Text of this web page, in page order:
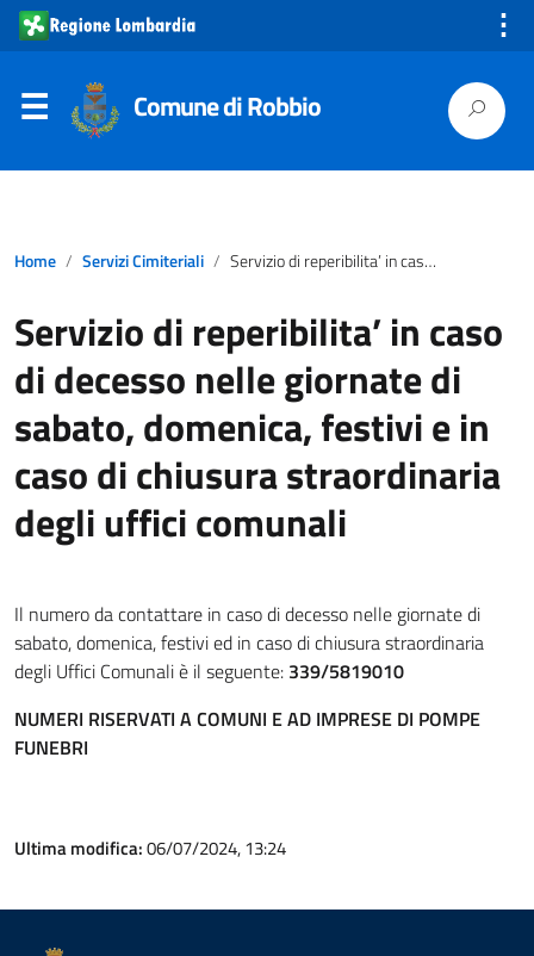
⋮
Comune di Robbio
Home Servizi Cimiteriali Servizio di reperibilita’ in caso di decesso nelle giornate di sabato, domenica, festivi e in caso di chiusura straordinaria degli uffici comunali
Servizio di reperibilita’ in caso
di decesso nelle giornate di
sabato, domenica, festivi e in
caso di chiusura straordinaria
degli uffici comunali
Il numero da contattare in caso di decesso nelle giornate di
sabato, domenica, festivi ed in caso di chiusura straordinaria
degli Uffici Comunali è il seguente: 339/5819010
NUMERI RISERVATI A COMUNI E AD IMPRESE DI POMPE
FUNEBRI
Ultima modifica:06/07/2024, 13:24